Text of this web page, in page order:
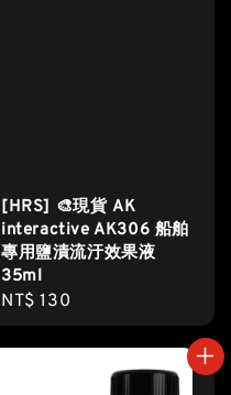
[HRS] 🎨現貨 AK
interactive AK306 船舶
專用鹽漬流汙效果液
35ml
Regular
price
NT$ 130